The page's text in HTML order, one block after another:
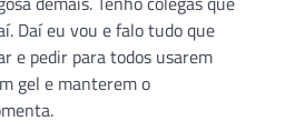
Daí eu vou e falo tudo que
e pedir para todos usarem
gel e manterem o